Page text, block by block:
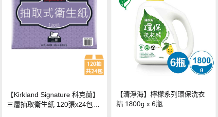
【Kirkland Signature 科克蘭】
三層抽取衛生紙 120張x24包x1
【清淨海】檸檬系列環保洗衣
精 1800g x 6瓶